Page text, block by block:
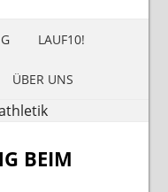
LAUF10!
ÜBER UNS
BEIM